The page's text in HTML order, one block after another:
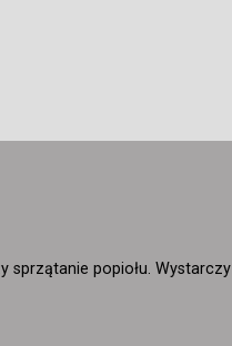
sprzątanie popiołu. Wystarczy